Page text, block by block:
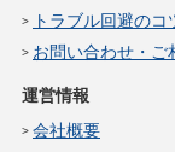
トラブル回避のコ
お問い合わせ・ご
運営情報
会社概要